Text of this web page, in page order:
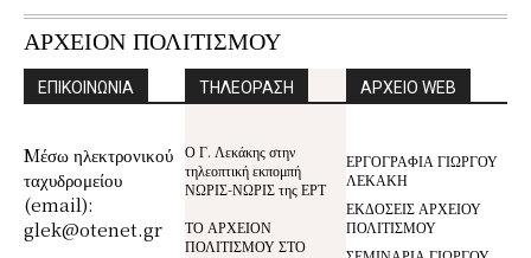
ΑΡΧΕΙΟΝ ΠΟΛΙΤΙΣΜΟΥ
ΕΠΙΚΟΙΝΩΝΙΑ
Mέσω ηλεκτρονικού
ταχυδρομείου
(email):
glek@otenet.gr
ΤΗΛΕΟΡΑΣΗ
Ο Γ. Λεκάκης στην
τηλεοπτική εκπομπή
ΝΩΡΙΣ-ΝΩΡΙΣ της ΕΡΤ
ΤΟ ΑΡΧΕΙΟΝ
ΠΟΛΙΤΙΣΜΟΥ ΣΤΟ
ΑΡΧΕΙΟ WEB
ΕΡΓΟΓΡΑΦΙΑ ΓΙΩΡΓΟΥ
ΛΕΚΑΚΗ
ΕΚΔΟΣΕΙΣ ΑΡΧΕΙΟΥ
ΠΟΛΙΤΙΣΜΟΥ